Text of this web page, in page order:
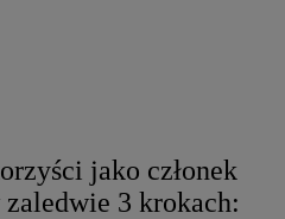
jako członek
3 krokach: